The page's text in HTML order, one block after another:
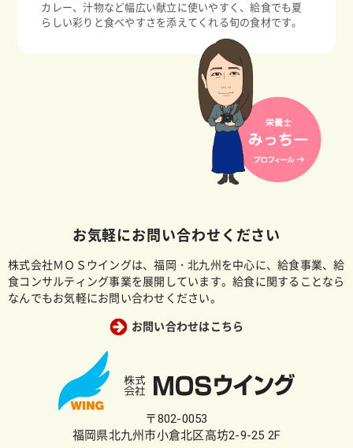
カレー、汁物など幅広い献立に使いやすく、給食でも夏
らしい彩りと食べやすさを添えてくれる旬の食材です。
お気軽にお問い合わせください
株式会社ＭＯＳウイングは、福岡・北九州を中心に、給食事業、給
食コンサルティング事業を展開しています。給食に関することなら
なんでもお気軽にお問い合わせください。
お問い合わせはこちら
〒802-0053
福岡県北九州市小倉北区高坊2-9-25 2F